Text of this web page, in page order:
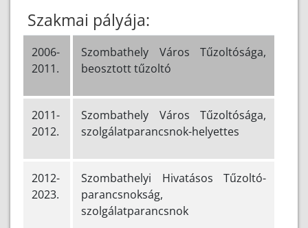
Szakmai pályája:
2006-
2011.
Szombathely Város Tűzoltósága,
beosztott tűzoltó
2011-
2012.
Szombathely Város Tűzoltósága,
szolgálatparancsnok-helyettes
2012-
2023.
Szombathelyi Hivatásos Tűzoltó-
parancsnokság,
szolgálatparancsnok